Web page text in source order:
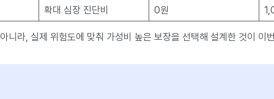
확대 심장 진단비 0원
니라, 실제 위험도에 맞춰 가성비 높은 보장을 선택해 설계한 것이 이